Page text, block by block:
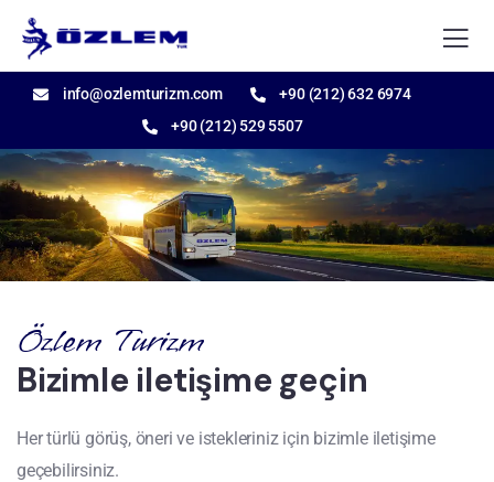
info@ozlemturizm.com
+90 (212) 632 6974
+90 (212) 529 5507
Özlem Turizm
Bizimle iletişime geçin
Her türlü görüş, öneri ve istekleriniz için bizimle iletişime
geçebilirsiniz.